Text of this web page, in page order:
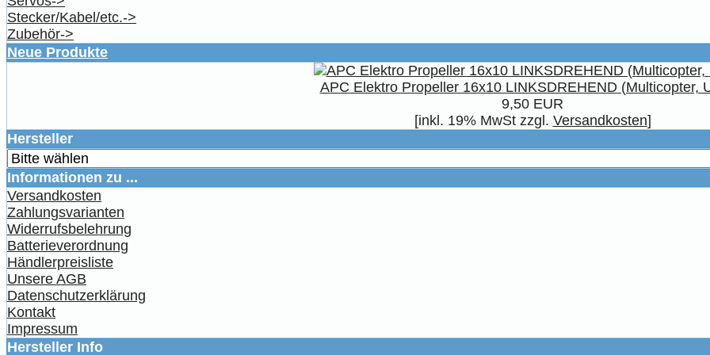
Stecker/Kabel/etc.->
Zubehör->
Neue Produkte
APC Elektro Propeller 16x10 LINKSDREHEND (Multicopter,
9,50 EUR
[inkl. 19% MwSt zzgl. Versandkosten]
Hersteller
Informationen zu ...
Versandkosten
Zahlungsvarianten
Widerrufsbelehrung
Batterieverordnung
Händlerpreisliste
Unsere AGB
Datenschutzerklärung
Kontakt
Impressum
Hersteller Info